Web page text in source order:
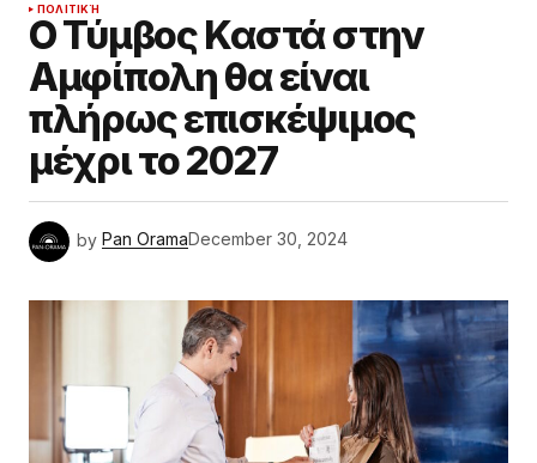
ΠΟΛΙΤΙΚΉ
Ο Τύμβος Καστά στην
Αμφίπολη θα είναι
πλήρως επισκέψιμος
μέχρι το 2027
by Pan OramaDecember 30, 2024